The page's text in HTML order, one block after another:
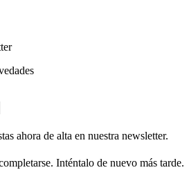
ahora de alta en nuestra newsletter.
Inténtalo de nuevo más tarde.